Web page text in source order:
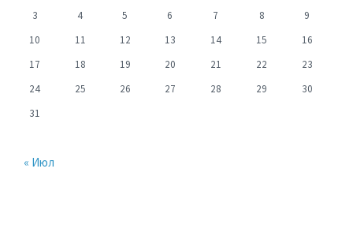
3
4 5 6 7 8
9
10
11 12 13 14 15
16
17
18 19 20 21 22
23
24
25 26 27 28 29
30
31
« Июл